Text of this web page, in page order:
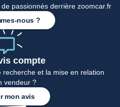
passionnés derrière zoomcar.fr
nous ?
compte
et la mise en relation
vendeur ?
mon avis